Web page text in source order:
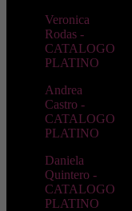
Veronica
Rodas -
CATALOGO
PLATINO
Andrea
Castro -
CATALOGO
PLATINO
Daniela
Quintero -
CATALOGO
PLATINO